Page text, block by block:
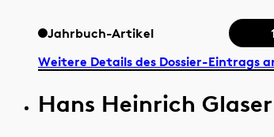
Jahrbuch-Artikel
Weitere Details des Dossier-Eintrags
Hans Heinrich Glaser